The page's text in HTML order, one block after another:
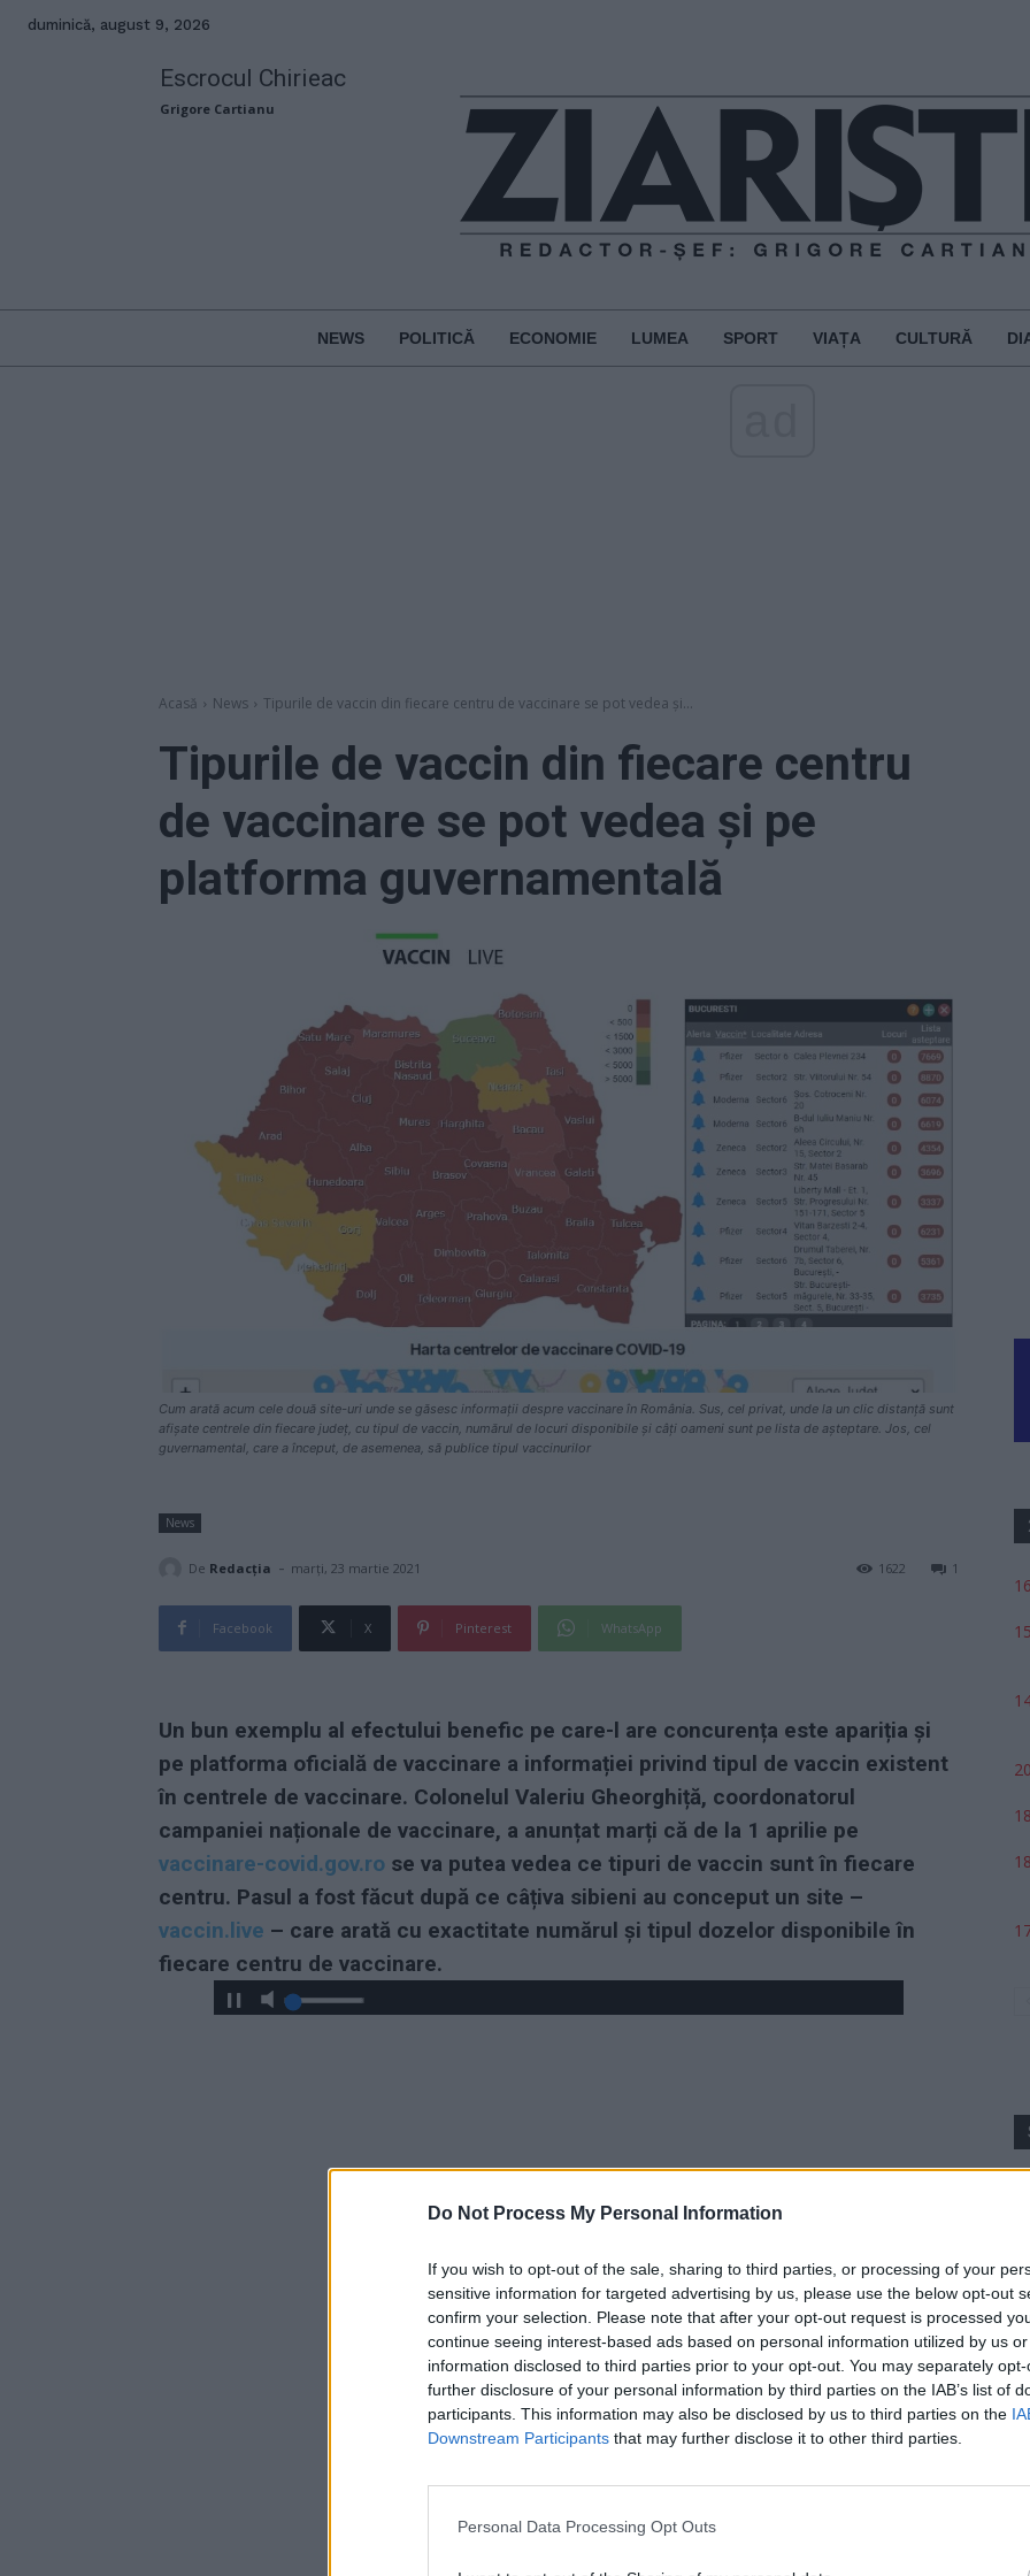
Do Not Process My Personal Information
If you wish to opt-out of the sale, sharing to third parties, or processing of your
sensitive information for targeted advertising by us, please use the below opt-out
confirm your selection. Please note that after your opt-out request is processed
continue seeing interest-based ads based on personal information utilized by us
information disclosed to third parties prior to your opt-out. You may separately
further disclosure of your personal information by third parties on the IAB’s list of
participants. This information may also be disclosed by us to third parties on the
Downstream Participants that may further disclose it to other third parties.
Personal Data Processing Opt Outs
duminică, august 9, 2026
Escrocul Chirieac
Grigore Cartianu
NEWS POLITICĂ ECONOMIE LUMEA SPORT VIAȚA CULTURĂ
Acasă News Tipurile de vaccin din fiecare centru de vaccinare se pot vedea și...
Tipurile de vaccin din fiecare centru
de vaccinare se pot vedea și pe
platforma guvernamentală
Cum arată acum cele două site-uri unde se găsesc informații despre vaccinare în România. Sus, cel privat, unde la un clic distanță sunt
afișate centrele din fiecare județ, cu tipul de vaccin, numărul de locuri disponibile și câți oameni sunt pe lista de așteptare. Jos, cel
guvernamental, care a început, de asemenea, să publice tipul vaccinurilor
News
De Redacţia - marți, 23 martie 2021 1
1622
Facebook X Pinterest WhatsApp
Un bun exemplu al efectului benefic pe care-l are concurența este apariția și
pe platforma oficială de vaccinare a informației privind tipul de vaccin existent
în centrele de vaccinare. Colonelul Valeriu Gheorghiță, coordonatorul
campaniei naționale de vaccinare, a anunțat marți că de la 1 aprilie pe
vaccinare-covid.gov.ro se va putea vedea ce tipuri de vaccin sunt în fiecare
centru. Pasul a fost făcut după ce câțiva sibieni au conceput un site –
vaccin.live – care arată cu exactitate numărul și tipul dozelor disponibile în
fiecare centru de vaccinare.